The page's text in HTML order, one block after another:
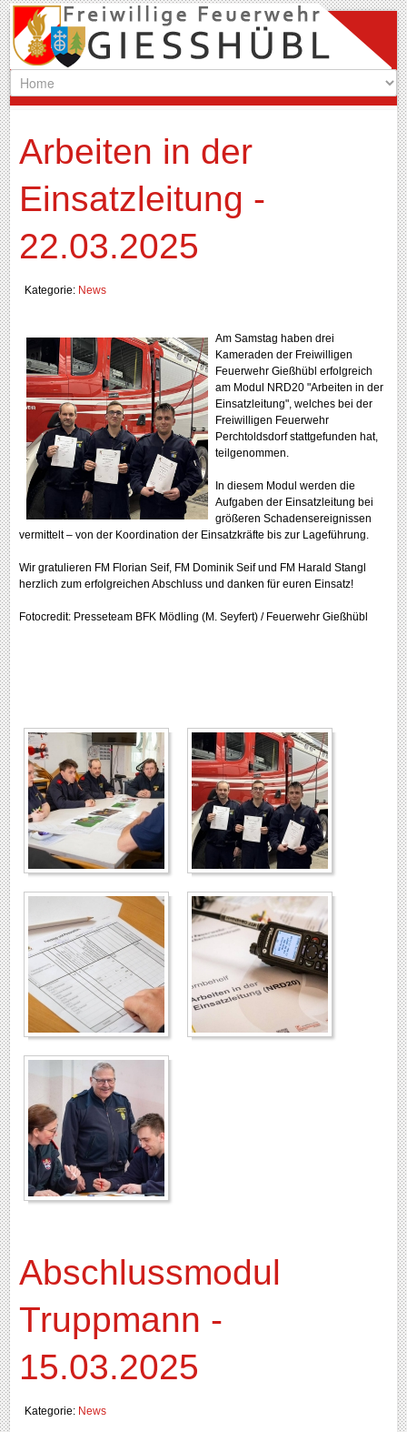
Arbeiten in der
Einsatzleitung -
22.03.2025
Kategorie: News
Am Samstag haben drei
Kameraden der Freiwilligen
Feuerwehr Gießhübl erfolgreich
am Modul NRD20 "Arbeiten in der
Einsatzleitung", welches bei der
Freiwilligen Feuerwehr
Perchtoldsdorfstattgefunden hat,
teilgenommen.
In diesem Modul werden die
Aufgaben der Einsatzleitung bei
größeren Schadensereignissen
vermittelt – von der Koordination der Einsatzkräfte bis zur Lageführung.
Wir gratulieren FM Florian Seif, FM Dominik Seif und FM Harald Stangl
herzlich zum erfolgreichen Abschluss und danken für euren Einsatz!
Fotocredit: Presseteam BFK Mödling (M. Seyfert) / Feuerwehr Gießhübl
Abschlussmodul
Truppmann -
15.03.2025
Kategorie: News